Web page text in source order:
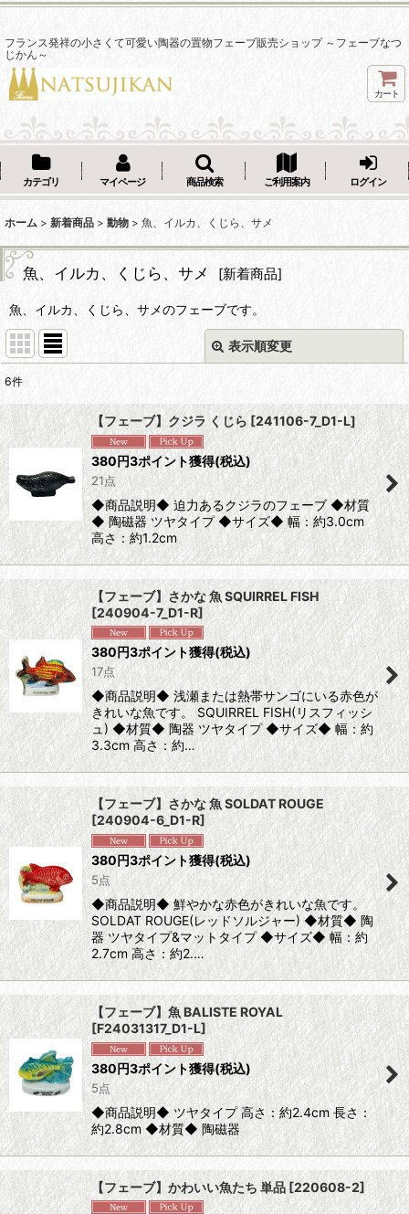
フランス発祥の小さくて可愛い陶器の置物フェーブ販売ショップ ～フェーブなつ
じかん～
カート
カテゴリ マイページ 商品検索 ご利用案内 ログイン
ホーム > 新着商品 > 動物 > 魚、イルカ、くじら、サメ
魚、イルカ、くじら、サメ [新着商品]
魚、イルカ、くじら、サメのフェーブです。
表示順変更
並び順:
絞り込む
6件
【フェーブ】クジラ くじら [241106-7_D1-L]
380円3ポイント獲得(税込)
21点
◆商品説明◆ 迫力あるクジラのフェーブ ◆材質
◆ 陶磁器 ツヤタイプ ◆サイズ◆ 幅：約3.0cm
高さ：約1.2cm
【フェーブ】さかな 魚 SQUIRREL FISH
[240904-7_D1-R]
380円3ポイント獲得(税込)
17点
◆商品説明◆ 浅瀬または熱帯サンゴにいる赤色が
きれいな魚です。 SQUIRREL FISH(リスフィッシ
ュ) ◆材質◆ 陶器 ツヤタイプ ◆サイズ◆ 幅：約
3.3cm 高さ：約…
【フェーブ】さかな 魚 SOLDAT ROUGE
[240904-6_D1-R]
380円3ポイント獲得(税込)
5点
◆商品説明◆ 鮮やかな赤色がきれいな魚です。
SOLDAT ROUGE(レッドソルジャー) ◆材質◆ 陶
器 ツヤタイプ&マットタイプ ◆サイズ◆ 幅：約
2.7cm 高さ：約2.…
【フェーブ】魚 BALISTE ROYAL
[F24031317_D1-L]
380円3ポイント獲得(税込)
5点
◆商品説明◆ ツヤタイプ 高さ：約2.4cm 長さ：
約2.8cm ◆材質◆ 陶磁器
【フェーブ】かわいい魚たち 単品[220608-2]